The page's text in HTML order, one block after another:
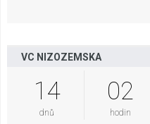
VC NIZOZEMSKA
14
dnů
02
hodin